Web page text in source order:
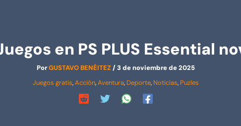
en PS PLUS Essential
PorGUSTAVO BENÉITEZ /3 de noviembre de 2025
Juegos gratis,Acción,Aventura, Deporte, Noticias, Puzles